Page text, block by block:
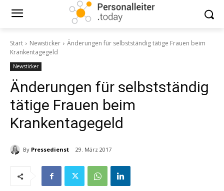
Start Newsticker
Änderungen für selbstständig tätige Frauen beim
Krankentagegeld
Newsticker
Änderungen für selbstständig
tätige Frauen beim
Krankentagegeld
By Pressedienst 29. März 2017